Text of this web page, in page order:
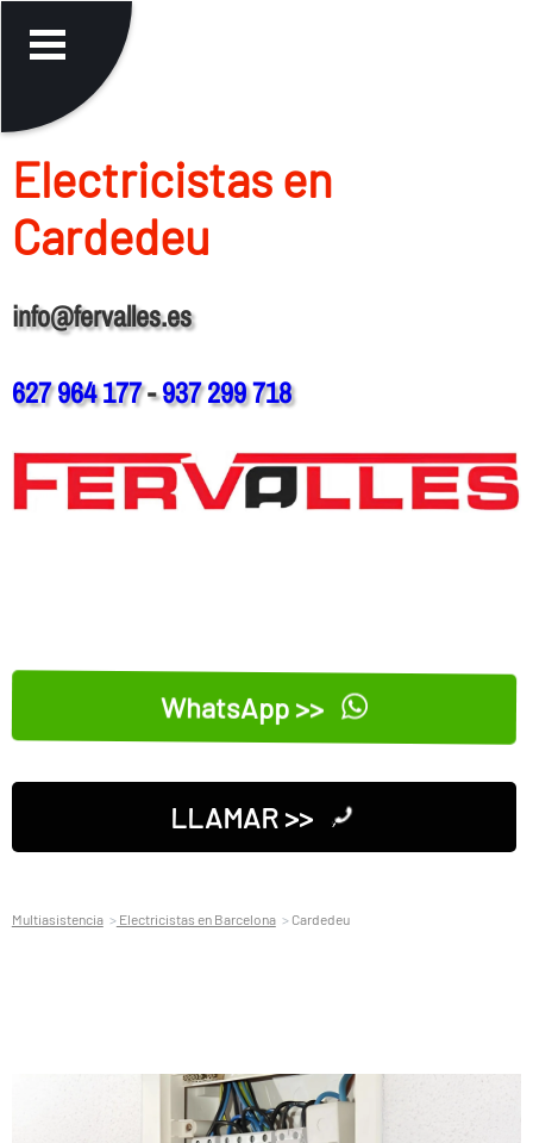
Electricistas en
Cardedeu
info@fervalles.es
627 964 177-937 299 718
WhatsApp >>
LLAMAR >>
Multiasistencia Electricistas en Barcelona Cardedeu